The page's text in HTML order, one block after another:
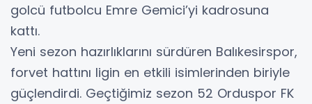
golcü futbolcu Emre Gemici’yi kadrosuna
kattı.
Yeni sezon hazırlıklarını sürdüren Balıkesirspor,
forvet hattını ligin en etkili isimlerinden biriyle
güçlendirdi. Geçtiğimiz sezon 52 Orduspor FK